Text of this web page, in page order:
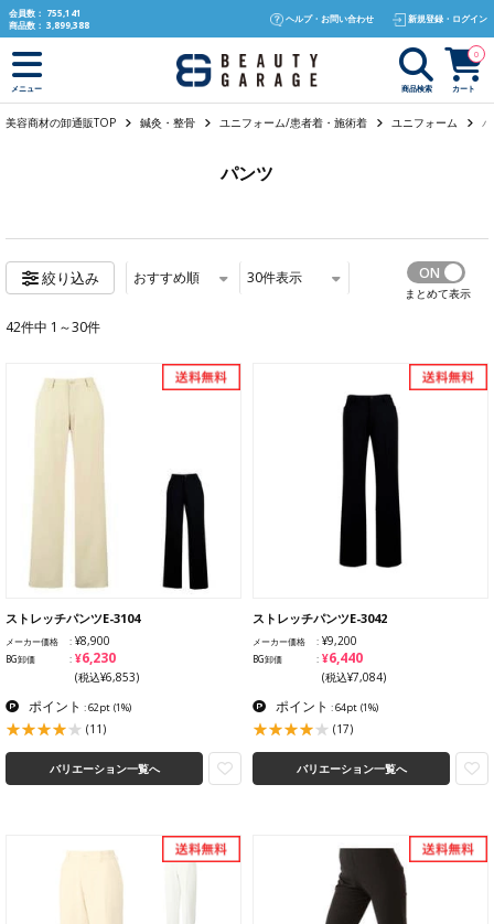
text.skipToContent
text.skipToNavigation
会員数： 755,141
商品数： 3,899,388
ヘルプ・お問い合わせ 新規登録・ログイン
メニュー 商品検索 カート
0
美容商材の卸通販TOP 鍼灸・整骨 ユニフォーム/患者着・施術着 ユニフォーム
パンツ
絞り込み おすすめ順 30件表示
まとめて表示
42件中 1～30件
ストレッチパンツE-3104
メーカー価格 ¥8,900
BG卸価 ¥6,230
(税込¥6,853)
ポイント : 62pt (1%)
(11)
バリエーション一覧へ
ストレッチパンツE-3042
メーカー価格 ¥9,200
BG卸価 ¥6,440
(税込¥7,084)
ポイント : 64pt (1%)
(17)
バリエーション一覧へ